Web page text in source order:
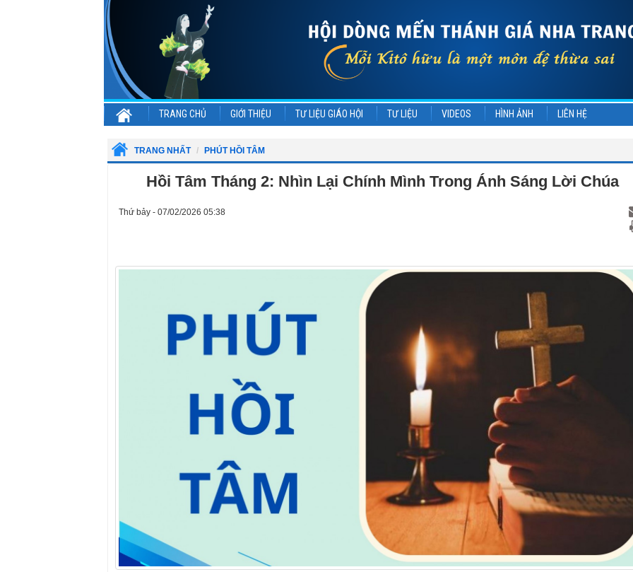
TRANG CHỦ GIỚI THIỆU TƯ LIỆU GIÁO HỘI TƯ LIỆU VIDEOS HÌNH ẢNH LIÊN HỆ
TRANG NHẤT PHÚT HỒI TÂM
Hồi Tâm Tháng 2: Nhìn Lại Chính Mình Trong Ánh Sáng Lời Chúa
Thứ bảy - 07/02/2026 05:38